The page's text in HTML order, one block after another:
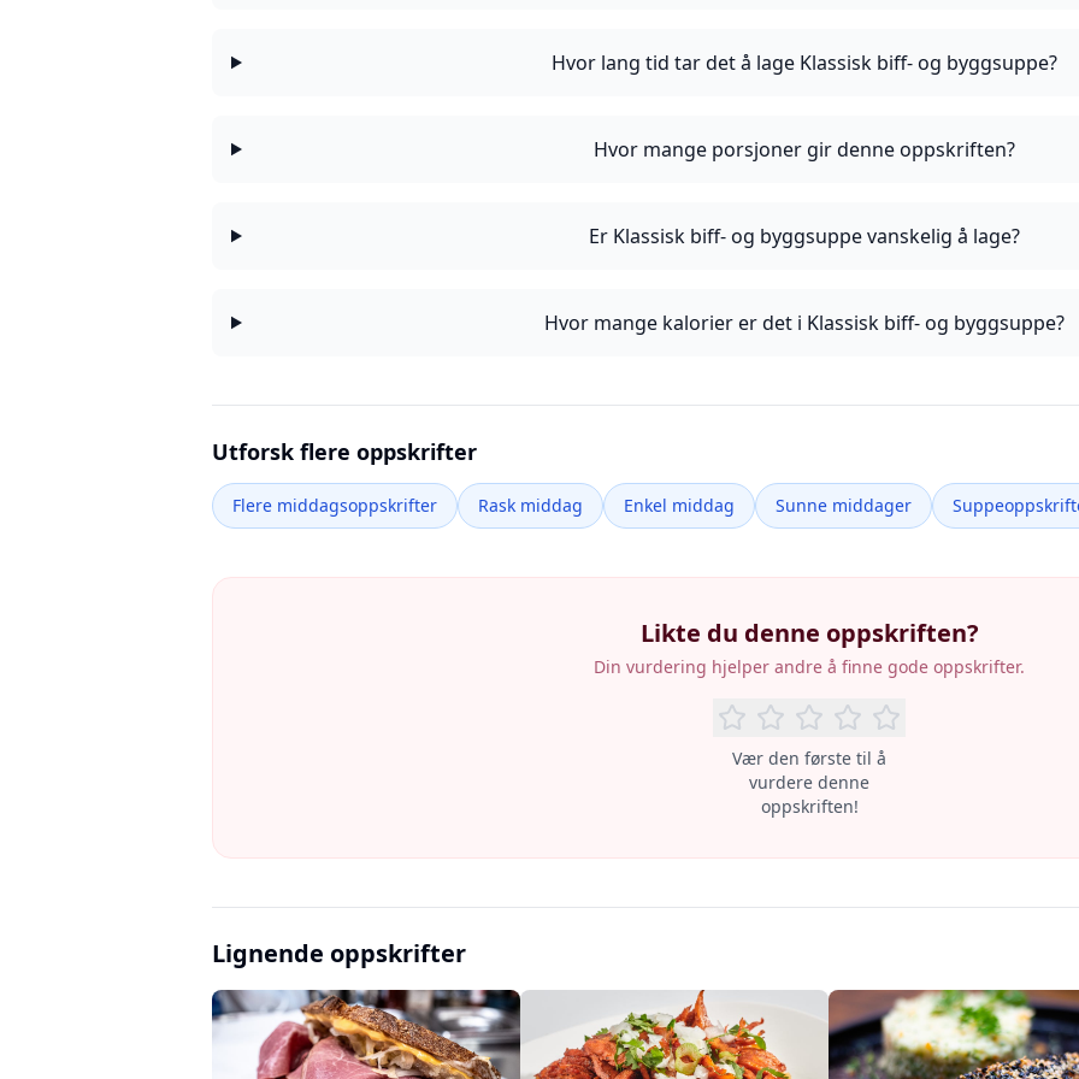
Hvor lang tid tar det å lage Klassisk biff- og byggsuppe?
Hvor mange porsjoner gir denne oppskriften?
Er Klassisk biff- og byggsuppe vanskelig å lage?
Hvor mange kalorier er det i Klassisk biff- og byggsuppe?
Utforsk flere oppskrifter
Flere middagsoppskrifter Rask middag Enkel middag Sunne middager
Likte du denne oppskriften?
Din vurdering hjelper andre å finne gode oppskrifter.
Vær den første til å
vurdere denne
oppskriften!
Lignende oppskrifter